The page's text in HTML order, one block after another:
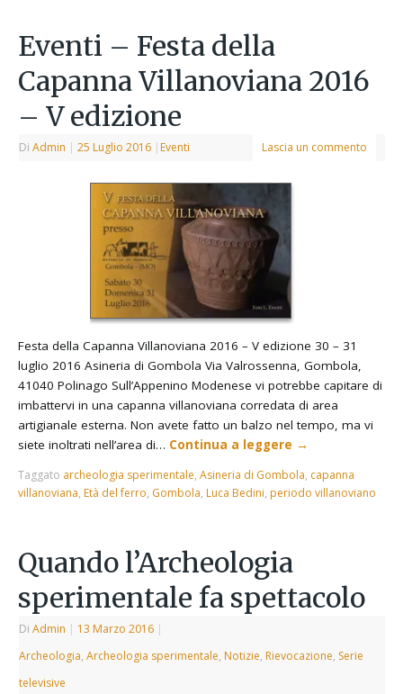
Eventi – Festa della
Capanna Villanoviana 2016
– V edizione
DiAdmin | 25 Luglio 2016 | Eventi Lascia un commento
Festa della Capanna Villanoviana 2016 – V edizione 30 – 31
luglio 2016 Asineria di Gombola Via Valrossenna, Gombola,
41040 Polinago Sull’Appenino Modenese vi potrebbe capitare di
imbattervi in una capanna villanoviana corredata di area
artigianale esterna. Non avete fatto un balzo nel tempo, ma vi
siete inoltrati nell’area di… Continua a leggere →
Taggato archeologia sperimentale,Asineria di Gombola, capanna
villanoviana, Età del ferro, Gombola, Luca Bedini, periodo villanoviano
Quando l’Archeologia
sperimentale fa spettacolo
DiAdmin | 13 Marzo 2016 |
Archeologia,Archeologia sperimentale, Notizie, Rievocazione, Serie
televisive